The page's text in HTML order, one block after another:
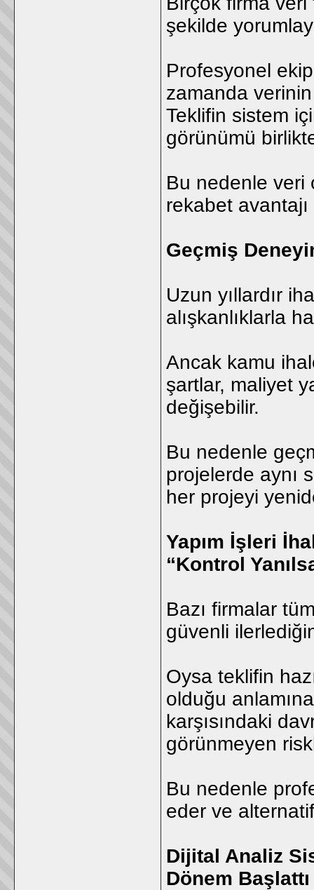
şekilde
Profesyonel
zamanda
Teklifin sistem
görünümü
Bu nedenle veri
rekabet
Geçmiş
Uzun yıllardır
alışkanlıklarla
Ancak kamu
şartlar, maliyet
değişebilir.
Bu nedenle
projelerde aynı
her projeyi
Yapım İşleri
“Kontrol
Bazı firmalar
güvenli
Oysa teklifin
olduğu
karşısındaki
görünmeyen
Bu nedenle
eder ve
Dijital Analiz
Dönem Başlattı